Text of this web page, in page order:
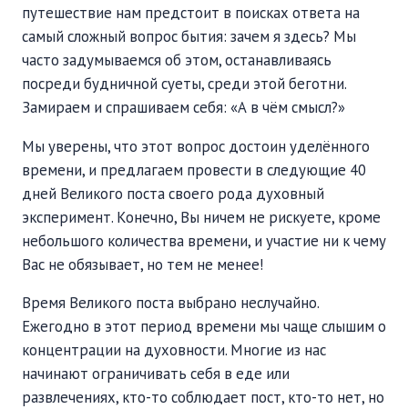
путешествие нам предстоит в поисках ответа на
самый сложный вопрос бытия: зачем я здесь? Мы
часто задумываемся об этом, останавливаясь
посреди будничной суеты, среди этой беготни.
Замираем и спрашиваем себя: «А в чём смысл?»
Мы уверены, что этот вопрос достоин уделённого
времени, и предлагаем провести в следующие 40
дней Великого поста своего рода духовный
эксперимент. Конечно, Вы ничем не рискуете, кроме
небольшого количества времени, и участие ни к чему
Вас не обязывает, но тем не менее!
Время Великого поста выбрано неслучайно.
Ежегодно в этот период времени мы чаще слышим о
концентрации на духовности. Многие из нас
начинают ограничивать себя в еде или
развлечениях, кто-то соблюдает пост, кто-то нет, но